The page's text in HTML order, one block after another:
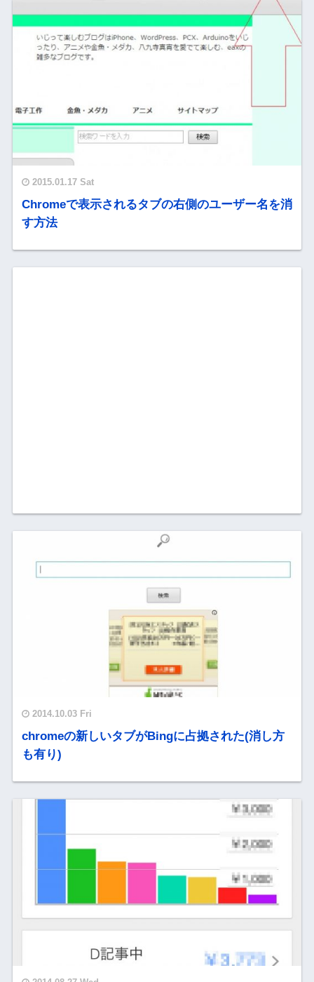
2015.01.17 Sat
Chromeで表示されるタブの右側のユーザー名を消
す方法
2014.10.03 Fri
chromeの新しいタブがBingに占拠された(消し方
も有り)